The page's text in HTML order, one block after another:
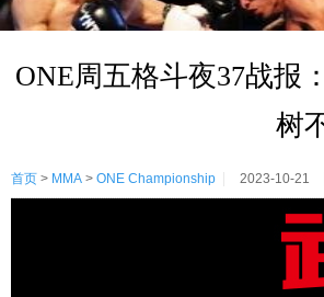
ONE周五格斗夜37战报
树
首页 > MMA > ONE Championship 2023-10-21